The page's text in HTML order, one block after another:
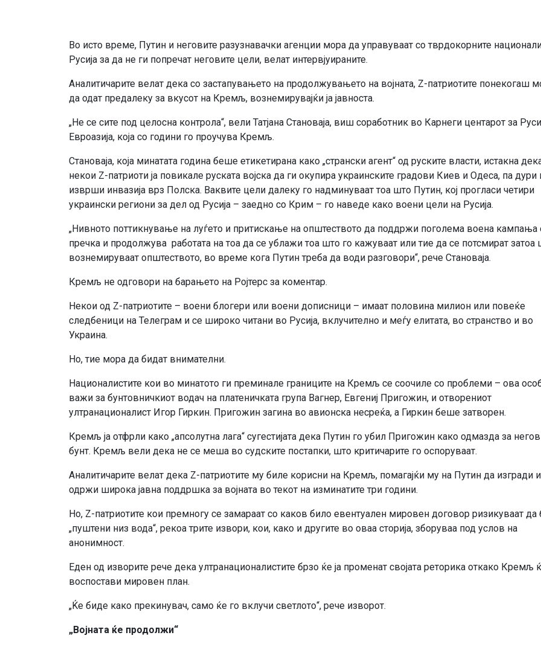
Во исто време, Путин и неговите разузнавачки агенции мора да управуваат со тврдокорните
Русија за да не ги попречат неговите цели, велат интервјуираните.
Аналитичарите велат дека со застапувањето на продолжувањето на војната, Z-патриотите понекогаш
да одат предалеку за вкусот на Кремљ, вознемирувајќи ја јавноста.
„Не се сите под целосна контрола“, вели Татјана Становаја, виш соработник во Карнеги центарот за
Евроазија, која со години го проучува Кремљ.
Становаја, која минатата година беше етикетирана како „странски агент“ од руските власти, истакна
некои Z-патриоти ја повикале руската војска да ги окупира украинските градови Киев и Одеса, па дури
изврши инвазија врз Полска. Ваквите цели далеку го надминуваат тоа што Путин, кој прогласи четири
украински региони за дел од Русија – заедно со Крим – го наведе како воени цели на Русија.
„Нивното поттикнување на луѓето и притискање на општеството да поддржи поголема воена кампања
пречка и продолжува работата на тоа да се ублажи тоа што го кажуваат или тие да се потсмират затоа
вознемируваат општеството, во време кога Путин треба да води разговори“, рече Становаја.
Кремљ не одговори на барањето на Ројтерс за коментар.
Некои од Z-патриотите – воени блогери или воени дописници – имаат половина милион или повеќе
следбеници на Телеграм и се широко читани во Русија, вклучително и меѓу елитата, во странство и во
Украина.
Но, тие мора да бидат внимателни.
Националистите кои во минатото ги преминале границите на Кремљ се соочиле со проблеми – ова
важи за бунтовничкиот водач на платеничката група Вагнер, Евгениј Пригожин, и отворениот
ултранационалист Игор Гиркин. Пригожин загина во авионска несреќа, а Гиркин беше затворен.
Кремљ ја отфрли како „апсолутна лага“ сугестијата дека Путин го убил Пригожин како одмазда за
бунт. Кремљ вели дека не се меша во судските постапки, што критичарите го оспоруваат.
Аналитичарите велат дека Z-патриотите му биле корисни на Кремљ, помагајќи му на Путин да изгради и
одржи широка јавна поддршка за војната во текот на изминатите три години.
Но, Z-патриотите кои премногу се замараат со каков било евентуален мировен договор ризикуваат да
„пуштени низ вода“, рекоа трите извори, кои, како и другите во оваа сторија, зборуваа под услов на
анонимност.
Еден од изворите рече дека ултранационалистите брзо ќе ја променат својата реторика откако Кремљ
воспостави мировен план.
„Ќе биде како прекинувач, само ќе го вклучи светлото“, рече изворот.
„Војната ќе продолжи“